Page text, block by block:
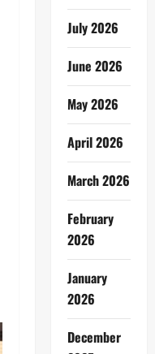
July 2026
June 2026
May 2026
April 2026
March 2026
February
2026
January
2026
December